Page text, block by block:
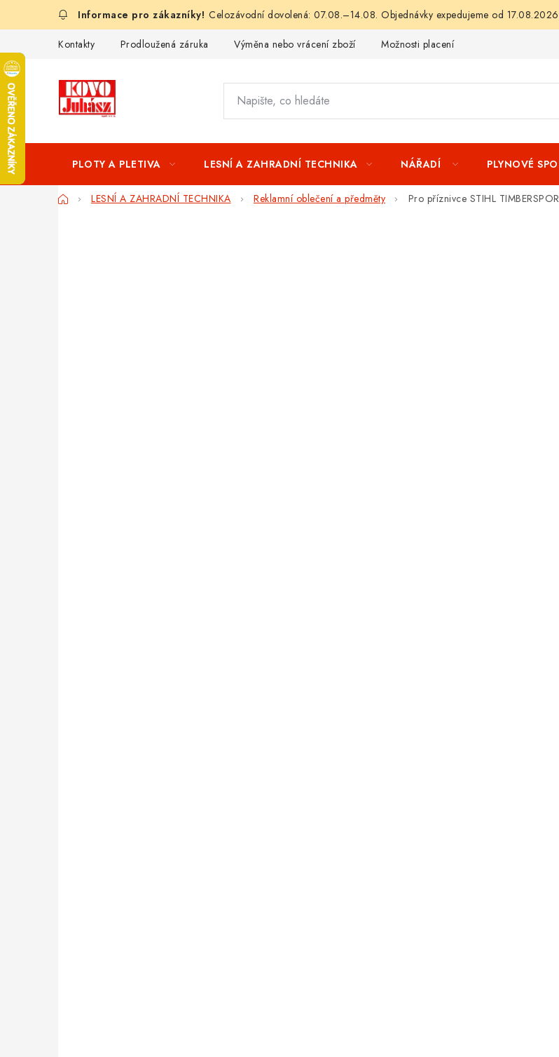
Celozávodní dovolená: 07.08.–14.08. Objednávky expedujeme od
Kontakty Prodloužená záruka Výměna nebo vrácení zboží Možnosti placení
PLOTY A PLETIVA LESNÍ A ZAHRADNÍ TECHNIKA NÁŘADÍ PLYNOVÉ
DomůLESNÍ A ZAHRADNÍ TECHNIKA Reklamní oblečení a předměty Pro příznivce STIHL